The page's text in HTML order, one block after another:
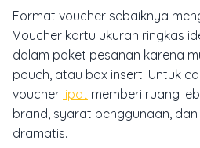
Format voucher sebaiknya
Voucher kartu ukuran ringkas
dalam paket pesanan karena
pouch, atau box insert. Untuk
voucher lipat memberi ruang
brand, syarat penggunaan, dan
dramatis.